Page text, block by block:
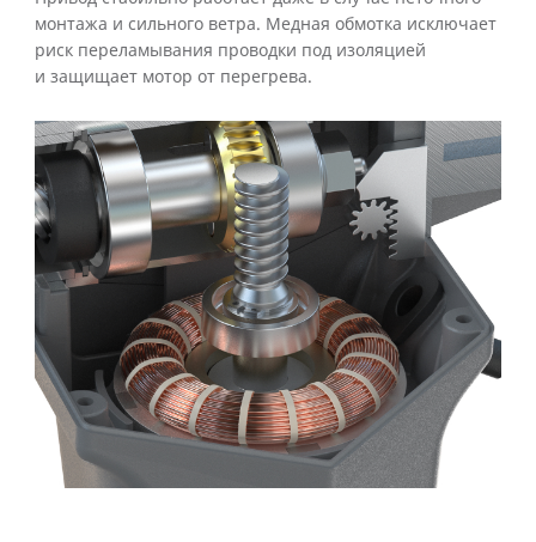
монтажа и сильного ветра. Медная обмотка исключает
риск переламывания проводки под изоляцией
и защищает мотор от перегрева.